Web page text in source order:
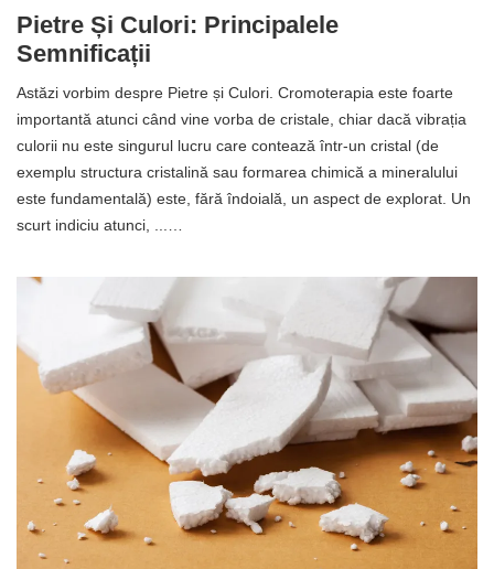
Pietre Și Culori: Principalele
Semnificații
Astăzi vorbim despre Pietre și Culori. Cromoterapia este foarte
importantă atunci când vine vorba de cristale, chiar dacă vibrația
culorii nu este singurul lucru care contează într-un cristal (de
exemplu structura cristalină sau formarea chimică a mineralului
este fundamentală) este, fără îndoială, un aspect de explorat. Un
scurt indiciu atunci, ...…